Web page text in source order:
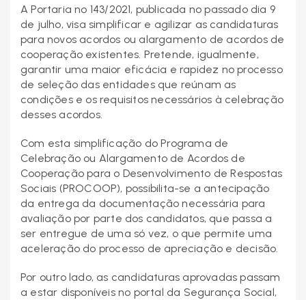
A Portaria nº 143/2021, publicada no passado dia 9
de julho, visa simplificar e agilizar as candidaturas
para novos acordos ou alargamento de acordos de
cooperação existentes. Pretende, igualmente,
garantir uma maior eficácia e rapidez no processo
de seleção das entidades que reúnam as
condições e os requisitos necessários à celebração
desses acordos.
Com esta simplificação do Programa de
Celebração ou Alargamento de Acordos de
Cooperação para o Desenvolvimento de Respostas
Sociais (PROCOOP), possibilita-se a antecipação
da entrega da documentação necessária para
avaliação por parte dos candidatos, que passa a
ser entregue de uma só vez, o que permite uma
aceleração do processo de apreciação e decisão.
Por outro lado, as candidaturas aprovadas passam
a estar disponíveis no portal da Segurança Social,